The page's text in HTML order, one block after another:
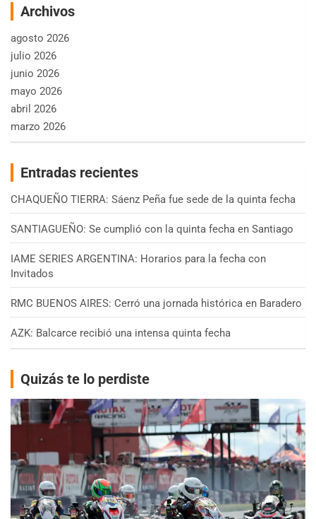
Archivos
agosto 2026
julio 2026
junio 2026
mayo 2026
abril 2026
marzo 2026
Entradas recientes
CHAQUEÑO TIERRA: Sáenz Peña fue sede de la quinta fecha
SANTIAGUEÑO: Se cumplió con la quinta fecha en Santiago
IAME SERIES ARGENTINA: Horarios para la fecha con
Invitados
RMC BUENOS AIRES: Cerró una jornada histórica en Baradero
AZK: Balcarce recibió una intensa quinta fecha
Quizás te lo perdiste